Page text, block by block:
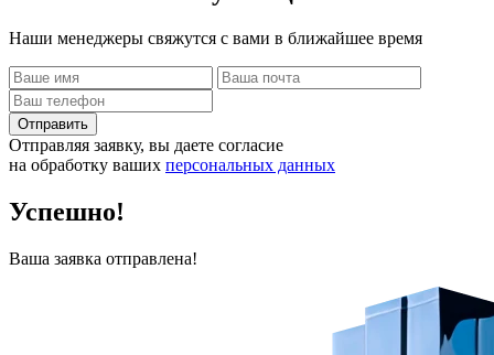
Наши менеджеры свяжутся с вами в ближайшее время
Отправить
Отправляя заявку, вы даете согласие
на обработку ваших персональных данных
Успешно!
Ваша заявка отправлена!